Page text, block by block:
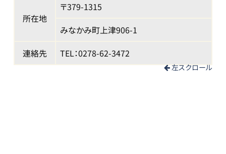
所在地
〒379-1315
みなかみ町上津906-1
連絡先
TEL：0278-62-3472
左スクロール